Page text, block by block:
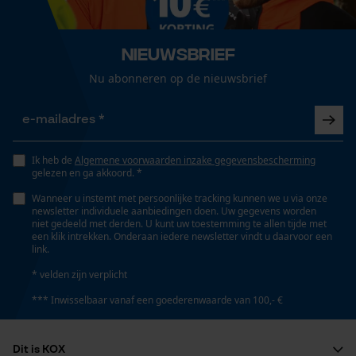
Schoenwijdte
SB, SRC, HRO, HI, WRU, E, WR, CI
Grootte & afmetingen
Hakhoogte
5 cm
High-cut
stoppen., Gebruik leerverzorgingsproducten om het
leer soepel te houden.
Nieuwsbrief
Nu abonneren op de nieuwsbrief
Ik heb de Algemene voorwaarden inzake gegevensbescherming
gelezen en ga akkoord. *
Wanneer u instemt met persoonlijke tracking kunnen we u via onze
newsletter individuele aanbiedingen doen. Uw gegevens worden
niet gedeeld met derden. U kunt uw toestemming te allen tijde met
een klik intrekken. Onderaan iedere newsletter vindt u daarvoor een
link.
* velden zijn verplicht
*** Inwisselbaar vanaf een goederenwaarde van 100,- €
Dit is KOX
Loop54 Personalization
Opgeslagen winkelwagen
Persoonlijke begroeting
YouTube-video's
Google Maps
Marketing Cookies
Google Global Site Tag